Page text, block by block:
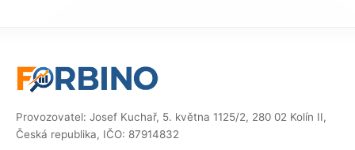
Provozovatel: Josef Kuchař, 5. května 1125/2, 280 02 Kolín II,
Česká republika, IČO: 87914832